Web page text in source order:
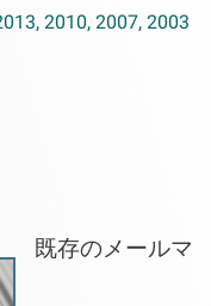
2010, 2007, 2003
既存のメールマ